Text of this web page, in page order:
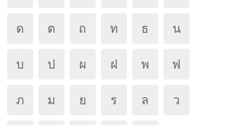
ด ต ถ ท ธ น
บ ป ผ ฝ พ ฟ
ภ ม ย ร ล ว